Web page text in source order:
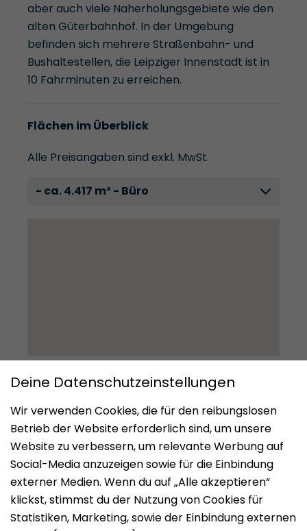
aber auch viele Naherholungsgebiete wie den
alten Güterbahnhof. In der Umgebung
befinden sich mehrere Straßenbahn- und
Bushaltestellen, die Leipziger Innenstadt ist in
10 Fahrminuten zu erreichen.
Flächen im Überblick
Alle Preisangaben sind exkl. MwSt.
- ca. 4.417 m² - Büro
Impressum